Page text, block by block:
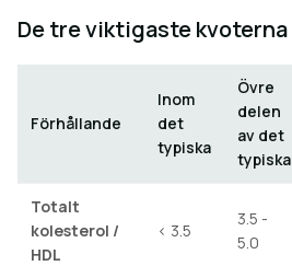
De tre viktigaste kvoterna
Förhållande
Inom
det
typiska
Övre
delen
av det
typiska
Totalt
kolesterol /
HDL
< 3.5
3.5 -
5.0